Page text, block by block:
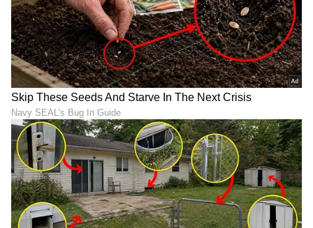
LATEST VIDEOS
ಕ್ರಿಕೆಟ್ ಮತ್ತು ಕ್ರೀಡಾ ಜಗತ್ತಿನ (Sports News in
Kannada) ಕ್ಷಣಕ್ಷಣದ ಕನ್ನಡ ಸುದ್ದಿ ಅಪ್ಡೇಟ್‌ಗಳಿಗಾಗಿ